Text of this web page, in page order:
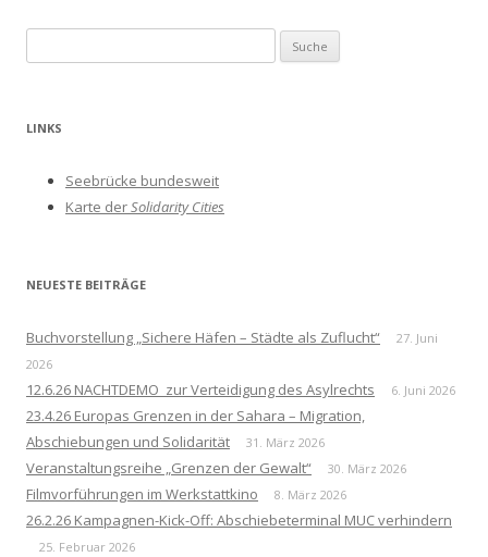
u
h
:
LINKS
Seebrücke bundesweit
Karte derSolidarity Cities
NEUESTE BEITRÄGE
Buchvorstellung „Sichere Häfen – Städte als Zuflucht“
27. Juni
2026
12.6.26 NACHTDEMO zur Verteidigung des Asylrechts 6. Juni 2026
23.4.26 Europas Grenzen in der Sahara – Migration,
Abschiebungen und Solidarität
31. März 2026
Veranstaltungsreihe „Grenzen der Gewalt“ 30. März 2026
Filmvorführungen im Werkstattkino 8. März 2026
26.2.26 Kampagnen-Kick-Off: Abschiebeterminal MUC verhindern
25. Februar 2026